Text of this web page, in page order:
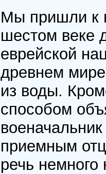
Мы пришли к
шестом веке
еврейской
древнем
из воды.
способом
приемным
речь немного